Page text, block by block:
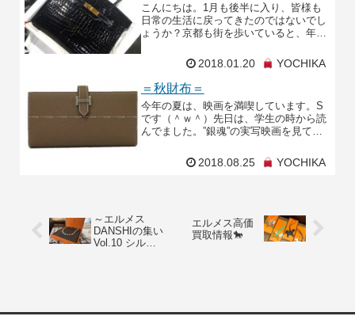
こんにちは。1月も後半に入り、皆様も
日常の生活に戻ってきたのではないでし
ょうか？京都も街を歩いていると、年末
かし暖かくなったら観光で京都に訪れる
方も沢山いらっしゃる
2018.01.20 YOCHIKA
＝秋財布＝
今年の夏は、映画を満喫しています。S
です（＾ｗ＾）先日は、学生の時から読
んでました。”銀魂”の実写映画を見てき
ころで宣伝されてるので内容は皆様だい
たいはご存知だと思
2018.08.25 YOCHIKA
～エルメス
DANSHIの集い
Vol.10 シルバ
エルメス高価
買取情報🐎